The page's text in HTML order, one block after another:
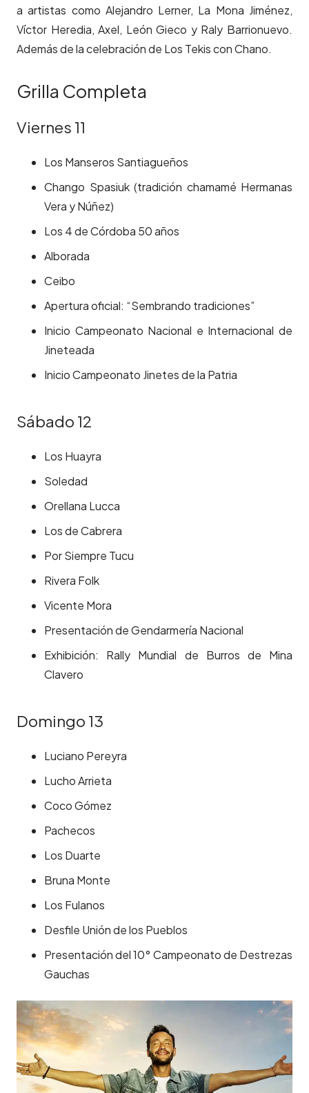
a artistas como Alejandro Lerner, La Mona Jiménez,
Víctor Heredia, Axel, León Gieco y Raly Barrionuevo.
Además de la celebración de Los Tekis con Chano.
Grilla Completa
Viernes 11
Los Manseros Santiagueños
Chango Spasiuk (tradición chamamé Hermanas
Vera y Núñez)
Los 4 de Córdoba 50 años
Alborada
Ceibo
Apertura oficial: “Sembrando tradiciones”
Inicio Campeonato Nacional e Internacional de
Jineteada
Inicio Campeonato Jinetes de la Patria
Sábado 12
Los Huayra
Soledad
Orellana Lucca
Los de Cabrera
Por Siempre Tucu
Rivera Folk
Vicente Mora
Presentación de Gendarmería Nacional
Exhibición: Rally Mundial de Burros de Mina
Clavero
Domingo 13
Luciano Pereyra
Lucho Arrieta
Coco Gómez
Pachecos
Los Duarte
Bruna Monte
Los Fulanos
Desfile Unión de los Pueblos
Presentación del 10° Campeonato de Destrezas
Gauchas